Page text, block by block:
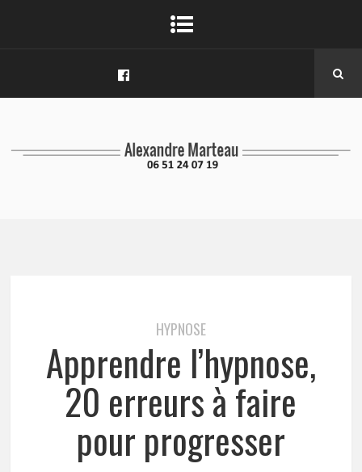
HYPNOSE
Apprendre l’hypnose,
20 erreurs à faire
pour progresser